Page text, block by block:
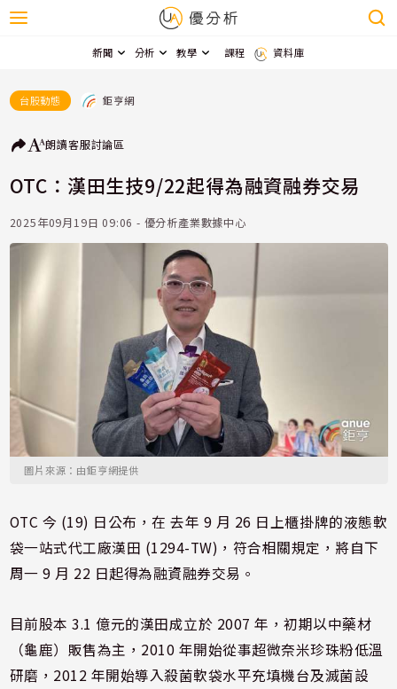
新聞 分析 教學 課程 資料庫
台股動態 鉅亨網
朗讀客服討論區
OTC：漢田生技9/22起得為融資融券交易
2025年09月19日 09:06 - 優分析產業數據中心
圖片來源：由鉅亨網提供
OTC 今 (19) 日公布，在 去年 9 月 26 日上櫃掛牌的液態軟
袋一站式代工廠漢田 (1294-TW)，符合相關規定，將自下
周一 9 月 22 日起得為融資融券交易。
目前股本 3.1 億元的漢田成立於 2007 年，初期以中藥材
（龜鹿）販售為主，2010 年開始從事超微奈米珍珠粉低溫
研磨，2012 年開始導入殺菌軟袋水平充填機台及滅菌設